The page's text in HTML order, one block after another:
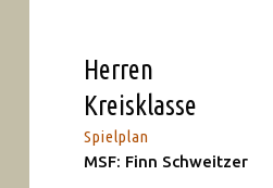
Herren
Kreisklasse
Spielplan
MSF: Finn Schweitzer